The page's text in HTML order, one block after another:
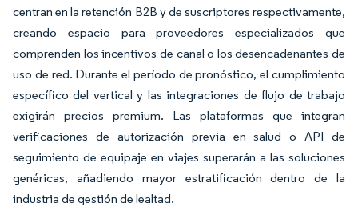
centran en la retención B2B y de suscriptores respectivamente,
creando espacio para proveedores especializados que
comprenden los incentivos de canal o los desencadenantes de
uso de red. Durante el período de pronóstico, el cumplimiento
específico del vertical y las integraciones de flujo de trabajo
exigirán precios premium. Las plataformas que integran
verificaciones de autorización previa en salud o API de
seguimiento de equipaje en viajes superarán a las soluciones
genéricas, añadiendo mayor estratificación dentro de la
industria de gestión de lealtad.